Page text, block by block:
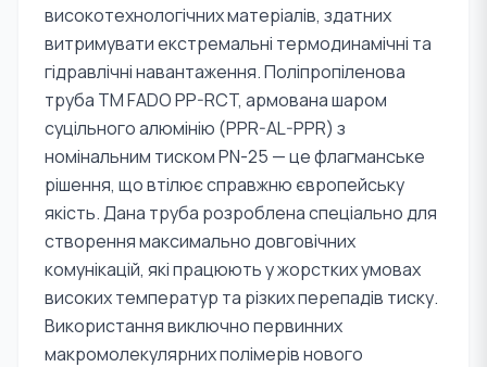
високотехнологічних матеріалів, здатних
витримувати екстремальні термодинамічні та
гідравлічні навантаження. Поліпропіленова
труба TM FADO PP-RCT, армована шаром
суцільного алюмінію (PPR-AL-PPR) з
номінальним тиском PN-25 — це флагманське
рішення, що втілює справжню європейську
якість. Дана труба розроблена спеціально для
створення максимально довговічних
комунікацій, які працюють у жорстких умовах
високих температур та різких перепадів тиску.
Використання виключно первинних
макромолекулярних полімерів нового